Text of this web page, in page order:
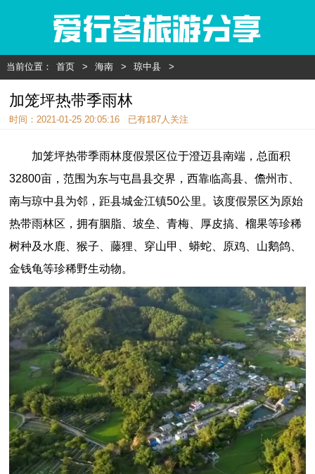
当前位置： 首页 > 海南 > 琼中县 >
加笼坪热带季雨林
时间：2021-01-25 20:05:16 已有187人关注
加笼坪热带季雨林度假景区位于澄迈县南端，总面积
32800亩，范围为东与屯昌县交界，西靠临高县、儋州市、
南与琼中县为邻，距县城金江镇50公里。该度假景区为原始
热带雨林区，拥有胭脂、坡垒、青梅、厚皮搞、榴果等珍稀
树种及水鹿、猴子、藤狸、穿山甲、蟒蛇、原鸡、山鹅鸽、
金钱龟等珍稀野生动物。